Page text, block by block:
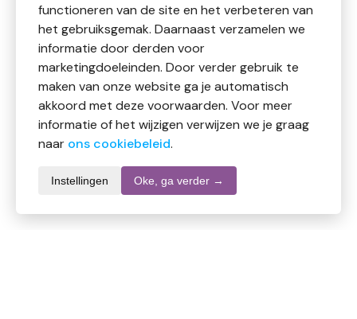
functioneren van de site en het verbeteren van
het gebruiksgemak. Daarnaast verzamelen we
informatie door derden voor
marketingdoeleinden. Door verder gebruik te
maken van onze website ga je automatisch
akkoord met deze voorwaarden. Voor meer
informatie of het wijzigen verwijzen we je graag
naar ons cookiebeleid.
Instellingen Oke, ga verder →